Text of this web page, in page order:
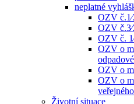
neplatné
OZV
OZV
OZV č.
OZV o
OZV o
OZV o
Životní situace